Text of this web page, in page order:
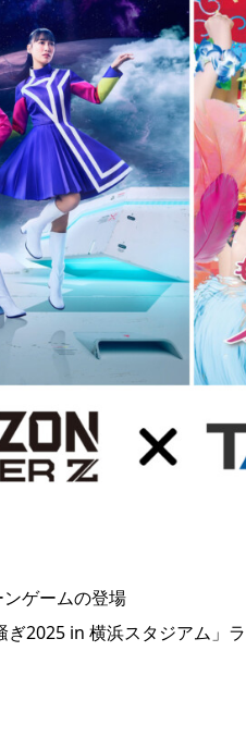
ゲームの登場
2025 in 横浜スタジアム」